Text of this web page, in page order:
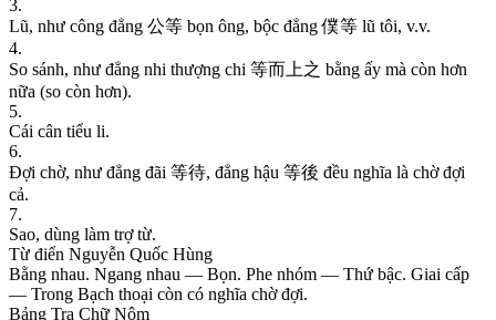
3.
Lũ, như công đẳng 公等 bọn ông, bộc đẳng 僕等 lũ tôi, v.v.
4.
So sánh, như đẳng nhi thượng chi 等而 上之 bằng ấy mà còn hơn
nữa (so còn hơn).
5.
Cái cân tiểu li.
6.
Ðợi chờ, như đẳng đãi 等待, đẳng hậu 等後 đều nghĩa là chờ đợi
cả.
7.
Sao, dùng làm trợ từ.
Từ điển Nguyễn Quốc Hùng
Bằng nhau. Ngang nhau — Bọn. Phe nhóm — Thứ bậc. Giai cấp
— Trong Bạch thoại còn có nghĩa chờ đợi.
Bảng Tra Chữ Nôm